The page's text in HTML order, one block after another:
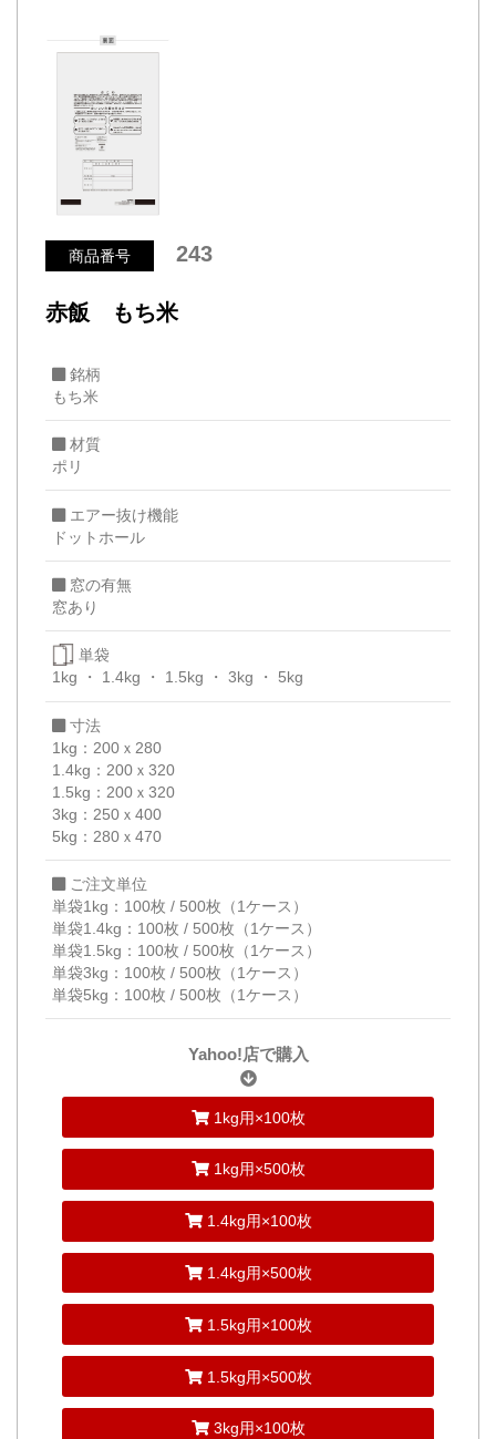
商品番号 243
赤飯 もち米
銘柄
もち米
材質
ポリ
エアー抜け機能
ドットホール
窓の有無
窓あり
単袋
1kg
1.4kg 1.5kg 3kg 5kg
寸法
1kg：200ｘ280
1.4kg：200ｘ320
1.5kg：200ｘ320
3kg：250ｘ400
5kg：280ｘ470
ご注文単位
単袋1kg：100枚 / 500枚（1ケース）
単袋1.4kg：100枚 / 500枚（1ケース）
単袋1.5kg：100枚 / 500枚（1ケース）
単袋3kg：100枚 / 500枚（1ケース）
単袋5kg：100枚 / 500枚（1ケース）
Yahoo!店で購入
1kg用×100枚
1kg用×500枚
1.4kg用×100枚
1.4kg用×500枚
1.5kg用×100枚
1.5kg用×500枚
3kg用×100枚